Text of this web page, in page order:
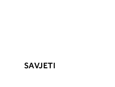
SAVJETI